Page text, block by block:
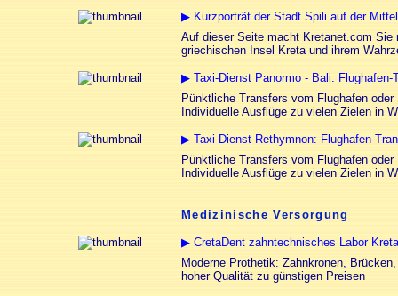
▶ Kurzporträt der Stadt Spili auf der
Auf dieser Seite macht Kretanet.com
griechischen Insel Kreta und ihrem
▶ Taxi-Dienst Panormo - Bali: Flughafen-
Pünktliche Transfers vom Flughafen
Individuelle Ausflüge zu vielen Zielen in
▶ Taxi-Dienst Rethymnon: Flughafen-
Pünktliche Transfers vom Flughafen
Individuelle Ausflüge zu vielen Zielen in
Medizinische Versorgung
▶ CretaDent zahntechnisches Labor
Moderne Prothetik: Zahnkronen,
hoher Qualität zu günstigen Preisen